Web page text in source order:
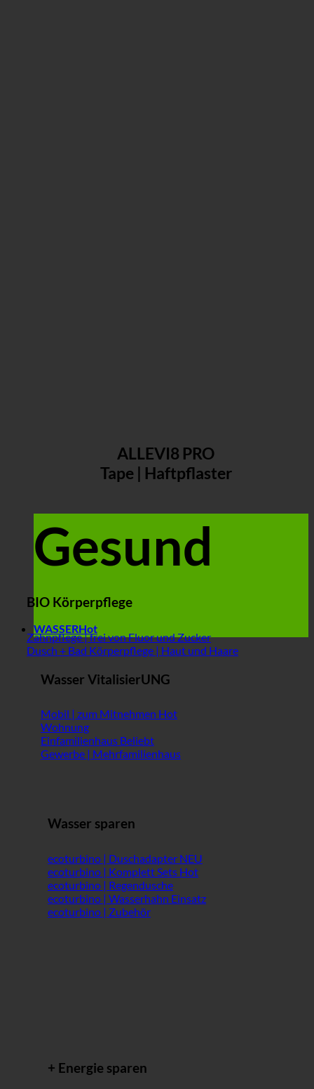
ALLEVI8 PRO
Tape | Haftpflaster
Gesund
BIO Körperpflege
Zahnpflege | frei von Fluor und Zucker
Dusch + Bad Körperpflege | Haut und Haare
WASSER
Wasser VitalisierUNG
Mobil | zum Mitnehmen
Wohnung
Einfamilienhaus
Gewerbe | Mehrfamilienhaus
Wasser sparen
ecoturbino | Duschadapter
ecoturbino | Komplett Sets
ecoturbino | Regendusche
ecoturbino | Wasserhahn Einsatz
ecoturbino | Zubehör
+ Energie sparen